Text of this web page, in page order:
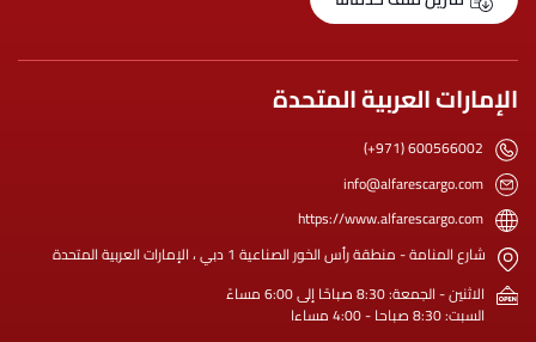
الإمارات العربية المتحدة
(+971) 600566002
info@alfarescargo.com
https://www.alfarescargo.com
شارع المنامة - منطقة رأس الخور الصناعية 1 دبي ، الإمارات العربية المتحدة
الاثنين - الجمعة: 8:30 صباحًا إلى 6:00 مساءً
السبت: 8:30 صباحا - 4:00 مساءا